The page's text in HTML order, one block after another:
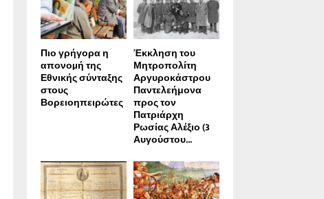
Πιο γρήγορα η
απονοµή της
Εθνικής σύνταξης
στους
Βορειοηπειρώτες
Έκκληση του
Μητροπολίτη
Αργυροκάστρου
Παντελεήμονα
προς τον
Πατριάρχη
Ρωσίας Αλέξιο (3
Αυγούστου...